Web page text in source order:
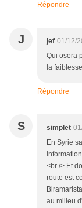
Répondre
J jef 01/12/
Qui osera
la
Répondre
S simplet
En Syrie
<br /> Et
route est
au milieu